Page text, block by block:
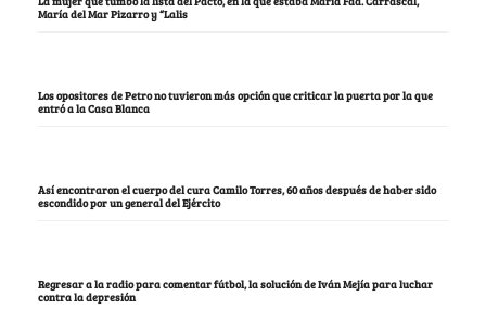
María del Mar Pizarro y “Lalis
Los opositores de Petro no tuvieron más opción que criticar la puerta por la que
entró a la Casa Blanca
Así encontraron el cuerpo del cura Camilo Torres, 60 años después de haber sido
escondido por un general del Ejército
Regresar a la radio para comentar fútbol, la solución de Iván Mejía para luchar
contra la depresión